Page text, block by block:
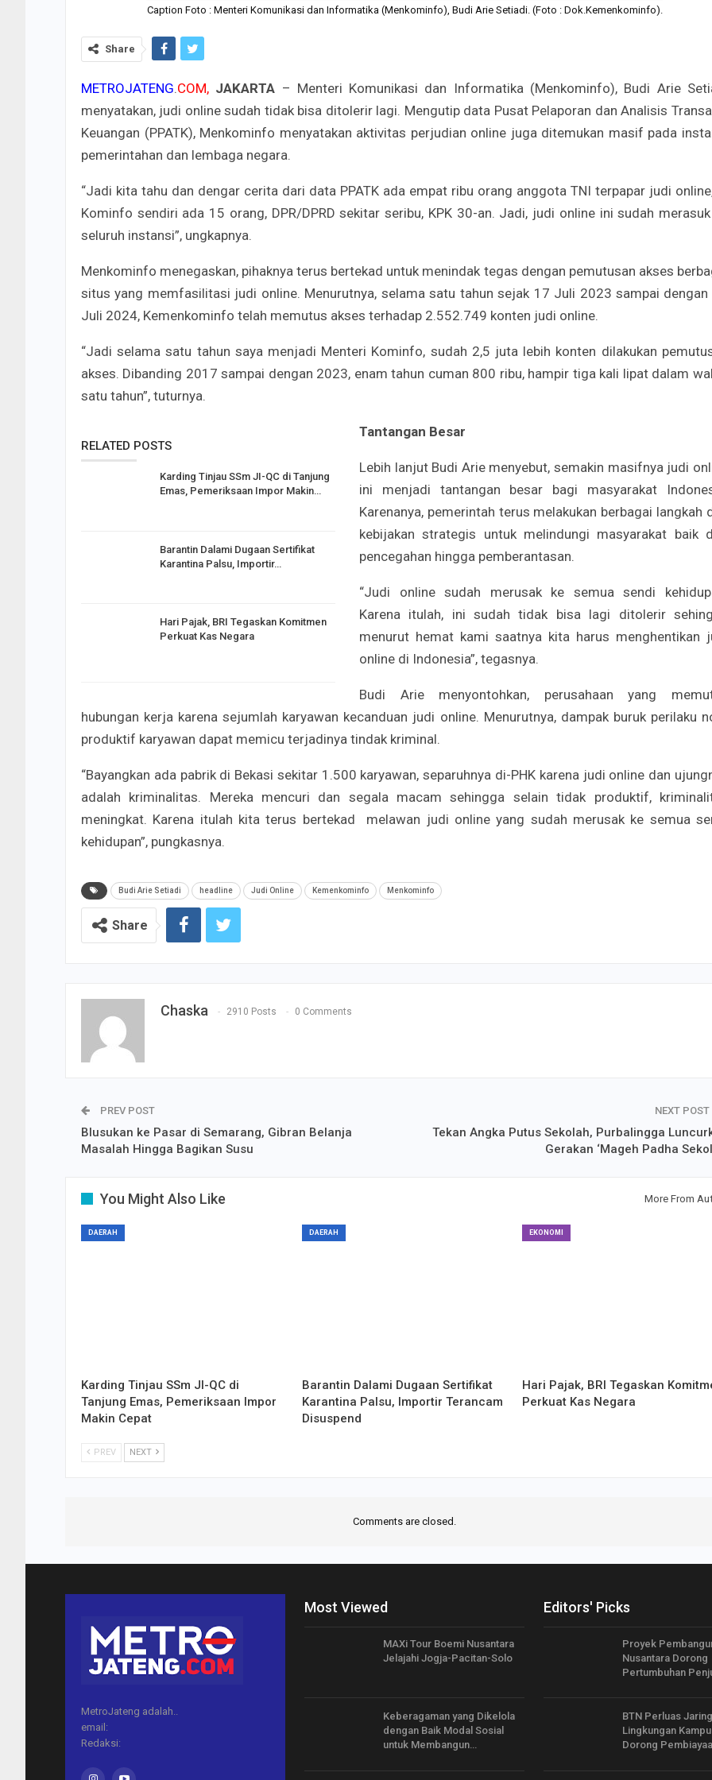
Caption Foto : Menteri Komunikasi dan Informatika (Menkominfo), Budi Arie Setiadi. (Foto : Dok.Kemenkominfo).
Share
METROJATENG.COM, JAKARTA – Menteri Komunikasi dan Informatika (Menkominfo), Budi Arie
menyatakan, judi online sudah tidak bisa ditolerir lagi. Mengutip data Pusat Pelaporan dan Analisis
Keuangan (PPATK), Menkominfo menyatakan aktivitas perjudian online juga ditemukan masif pada
pemerintahan dan lembaga negara.
“Jadi kita tahu dan dengar cerita dari data PPATK ada empat ribu orang anggota TNI terpapar judi
Kominfo sendiri ada 15 orang, DPR/DPRD sekitar seribu, KPK 30-an. Jadi, judi online ini sudah
seluruh instansi”, ungkapnya.
Menkominfo menegaskan, pihaknya terus bertekad untuk menindak tegas dengan pemutusan akses
situs yang memfasilitasi judi online. Menurutnya, selama satu tahun sejak 17 Juli 2023 sampai dengan
Juli 2024, Kemenkominfo telah memutus akses terhadap 2.552.749 konten judi online.
“Jadi selama satu tahun saya menjadi Menteri Kominfo, sudah 2,5 juta lebih konten dilakukan
akses. Dibanding 2017 sampai dengan 2023, enam tahun cuman 800 ribu, hampir tiga kali lipat dalam
satu tahun”, tuturnya.
RELATED POSTS
Karding Tinjau SSm JI-QC di Tanjung
Emas, Pemeriksaan Impor Makin…
Barantin Dalami Dugaan Sertifikat
Karantina Palsu, Importir…
Hari Pajak, BRI Tegaskan Komitmen
Perkuat Kas Negara
Tantangan Besar
Lebih lanjut Budi Arie menyebut, semakin masifnya judi
ini menjadi tantangan besar bagi masyarakat
Karenanya, pemerintah terus melakukan berbagai langkah
kebijakan strategis untuk melindungi masyarakat baik
pencegahan hingga pemberantasan.
“Judi online sudah merusak ke semua sendi
Karena itulah, ini sudah tidak bisa lagi ditolerir
menurut hemat kami saatnya kita harus menghentikan
online di Indonesia”, tegasnya.
Budi Arie menyontohkan, perusahaan yang
hubungan kerja karena sejumlah karyawan kecanduan judi online. Menurutnya, dampak buruk perilaku
produktif karyawan dapat memicu terjadinya tindak kriminal.
“Bayangkan ada pabrik di Bekasi sekitar 1.500 karyawan, separuhnya di-PHK karena judi online dan
adalah kriminalitas. Mereka mencuri dan segala macam sehingga selain tidak produktif,
meningkat. Karena itulah kita terus bertekad melawan judi online yang sudah merusak ke semua
kehidupan”, pungkasnya.
Budi Arie Setiadi headline Judi Online Kemenkominfo Menkominfo
Share
Chaska 2910 Posts 0 Comments
PREV POST
Blusukan ke Pasar di Semarang, Gibran Belanja
Masalah Hingga Bagikan Susu
NEXT POST
Tekan Angka Putus Sekolah, Purbalingga
Gerakan ‘Mageh Padha
You Might Also Like More From
DAERAH
Karding Tinjau SSm JI-QC di
Tanjung Emas, Pemeriksaan Impor
Makin Cepat
DAERAH
Barantin Dalami Dugaan Sertifikat
Karantina Palsu, Importir Terancam
Disuspend
EKONOMI
Hari Pajak, BRI Tegaskan
Perkuat Kas Negara
PREV NEXT
Comments are closed.
MetroJateng adalah..
email:
Redaksi:
Most Viewed
MAXi Tour Boemi Nusantara
Jelajahi Jogja-Pacitan-Solo
Keberagaman yang Dikelola
dengan Baik Modal Sosial
untuk Membangun…
Editors' Picks
Proyek
Nusantara Dorong
Pertumbuhan
BTN Perluas
Lingkungan
Dorong